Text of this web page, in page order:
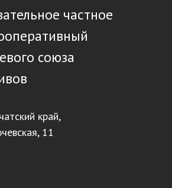
частное
союза
край,
11